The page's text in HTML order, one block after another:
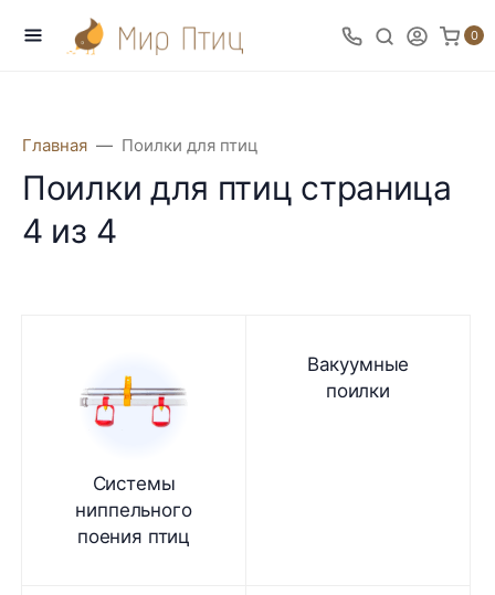
0
Главная Поилки для птиц
Поилки для птиц страница
4 из 4
Системы
ниппельного
поения птиц
Вакуумные
поилки